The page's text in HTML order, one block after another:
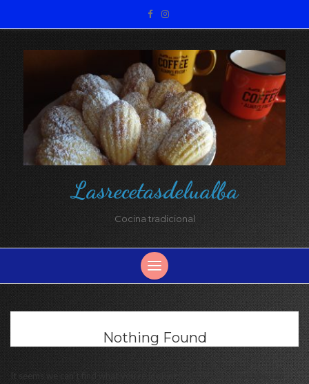
Lasrecetasdelualba
Cocina tradicional
Nothing Found
It seems we can’t find what you’re looking for. Perhaps searching can